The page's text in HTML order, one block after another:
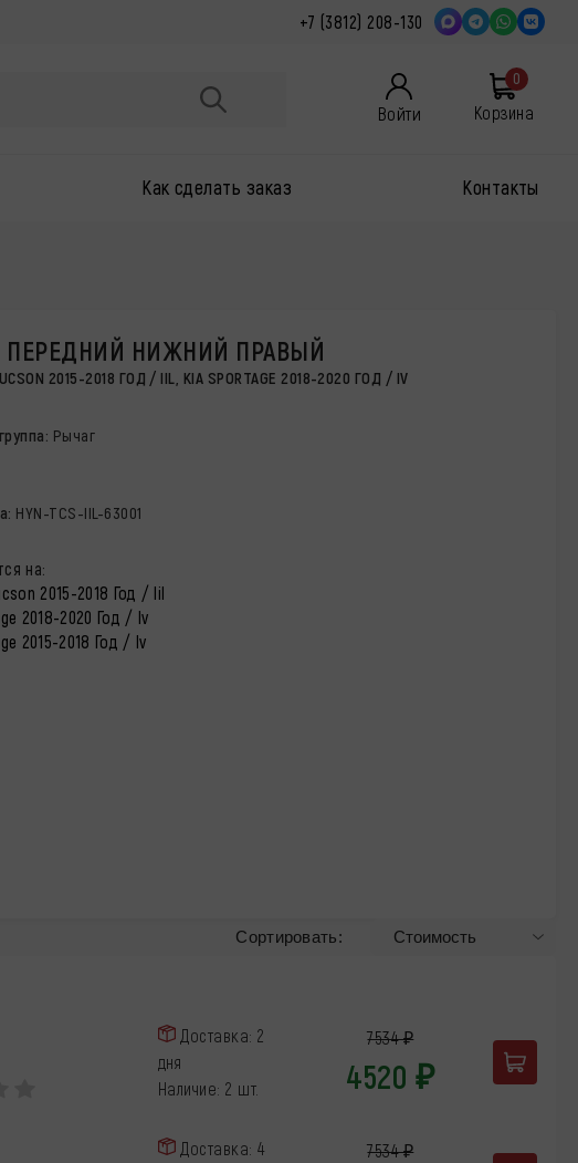
+7 (3812) 208-130
Войти
0
Корзина
Как сделать заказ Контакты
ПЕРЕДНИЙ НИЖНИЙ ПРАВЫЙ
2015-2018 ГОД / IIL, KIA SPORTAGE 2018-2020 ГОД / IV
Рычаг
HYN-TCS-IIL-63001
на:
2015-2018 Год / Iil
2018-2020 Год / Iv
2015-2018 Год / Iv
Сортировать:
Доставка: 2
дня
Наличие: 2 шт.
7534 ₽
4520 ₽
Доставка: 4
7534 ₽